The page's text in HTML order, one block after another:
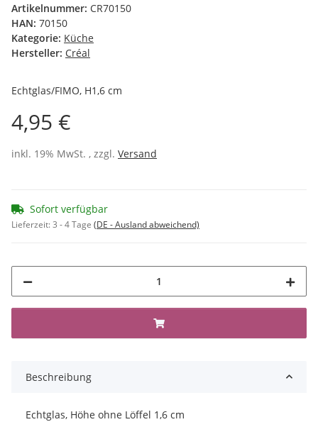
Artikelnummer: CR70150
HAN: 70150
Kategorie: Küche
Hersteller: Créal
Echtglas/FIMO, H1,6 cm
4,95 €
inkl. 19% MwSt. , zzgl. Versand
Sofort verfügbar
Lieferzeit:3 - 4 Tage (DE - Ausland abweichend)
Beschreibung
Echtglas, Höhe ohne Löffel 1,6 cm